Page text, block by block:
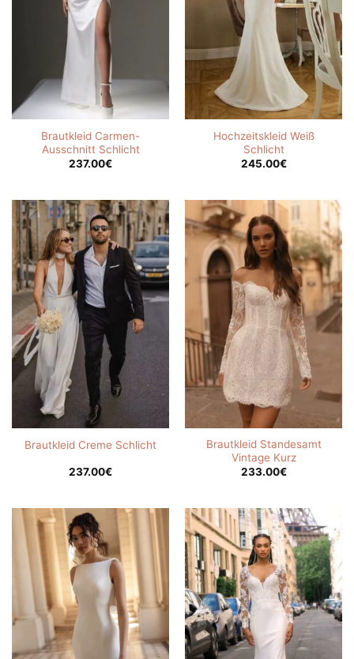
Brautkleid Carmen-
Ausschnitt Schlicht
237.00€
Hochzeitskleid Weiß
Schlicht
245.00€
Brautkleid Creme Schlicht
237.00€
Brautkleid Standesamt
Vintage Kurz
233.00€